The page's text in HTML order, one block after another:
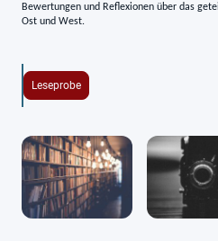
Bewertungen und Reflexionen über das
Ost und West.
Leseprobe